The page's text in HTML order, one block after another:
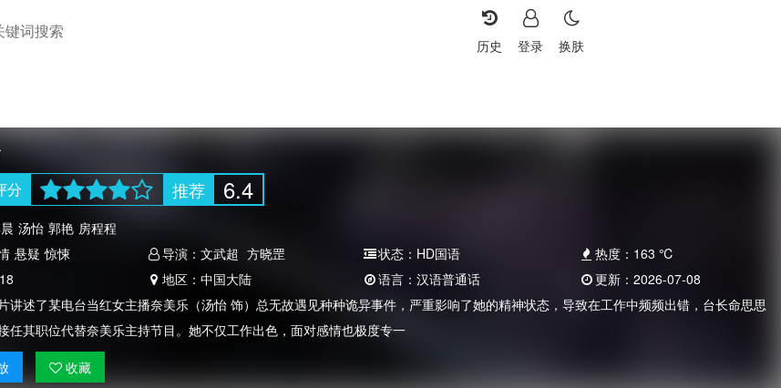
换肤
登录
历史
分 推荐 6.4
汤怡 郭艳 房程程
悬疑 惊悚 导演：文武超 方晓罡 状态： HD国语 热度： 163 ℃
地区：中国大陆 语言：汉语普通话 更新： 2026-07-08
讲述了某电台当红女主播奈美乐（汤怡 饰）总无故遇见种种诡异事件，严重影响了她的精神状态，导致在工作中频频出错，台长命思思
任其职位代替奈美乐主持节目。她不仅工作出色，面对感情也极度专一
收藏